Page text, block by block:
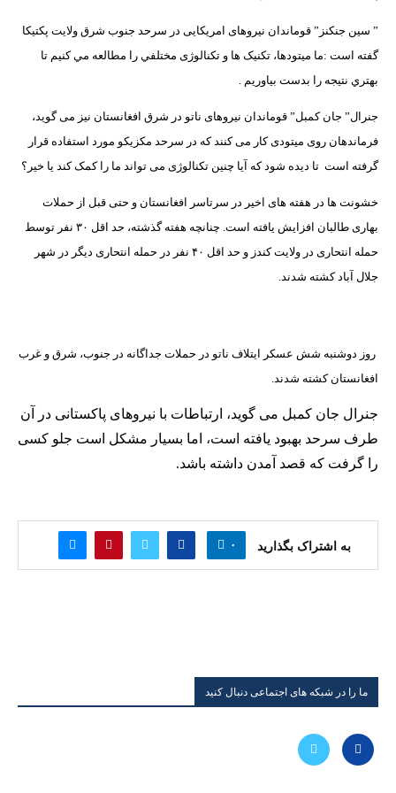
” سین جنکنز” قوماندان نیروهای امریکایی در سرحد جنوب شرق ولایت پکتیکا
گفته است :ما میتودها، تکنیک ها و تکنالوژی مختلفي را مطالعه مي كنيم تا
بهتري نتيجه را بدست بياوريم .
جنرال” جان کمبل” قوماندان نیروهای ناتو در شرق افغانستان نيز می گوید،
فرماندهان روی میتودی کار می كنند که در سرحد مکزيکو مورد استفاده قرار
گرفته است تا دیده شود که آیا چنین تکنالوژی می تواند ما را کمک کند یا خیر؟
خشونت ها در هفته های اخیر در سرتاسر افغانستان و حتی قبل از حملات
بهاری طالبان افزایش یافته است. چنانچه هفته گذشته، حد اقل ۳۰ نفر توسط
حمله انتحاری در ولایت کندز و حد اقل ۴۰ نفر در حمله انتحاری دیگر در شهر
جلال آباد کشته شدند.
روز دوشنبه شش عسکر ایتلاف ناتو در حملات جداگانه در جنوب، شرق و غرب
افغانستان کشته شدند.
جنرال جان کمبل می گوید، ارتباطات با نیروهای پاکستانی در آن
طرف سرحد بهبود یافته است، اما بسیار مشکل است جلو کسی
را گرفت که قصد آمدن داشته باشد.
به اشتراک بگذارید ۰
ما را در شبکه های اجتماعی دنبال کنید